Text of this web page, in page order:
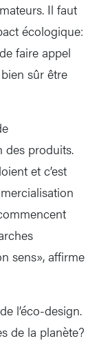
Il faut
écologique:
faire appel
sûr être
des produits.
et c’est
sens», affirme
l’éco-design.
de la planète?